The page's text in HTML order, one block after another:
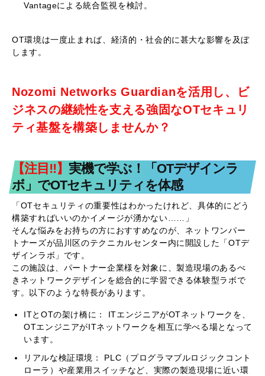
Vantageによる統合監視を検討。
OT環境は一度止まれば、経済的・社会的に甚大な影響を及ぼ
します。
Nozomi Networks Guardianを活用し、ビ
ジネスの継続性を支える強固なOTセキュリ
ティ基盤を構築しませんか？
【注目!!】 実機で学ぶ！「OTデザインラ
ボ」でOTセキュリティを体感
「OTセキュリティの重要性はわかったけれど、具体的にどう
構築すればいいのかイメージが湧かない……」
そんな悩みをお持ちの方におすすめなのが、ネットワンパー
トナーズが品川区のテクニカルセンター内に開設した「OTデ
ザインラボ」です。
この施設は、パートナー企業様を対象に、製造現場のあるべ
きネットワークデザインを総合的に学習できる体験型ラボで
す。以下のような特長があります。
ITとOTの架け橋に： ITエンジニアがOTネットワークを、
OTエンジニアがITネットワークを相互に学べる場となって
います。
リアルな検証環境： PLC（プログラマブルロジックコント
ローラ）や産業用スイッチなど、実際の製造現場に近い環